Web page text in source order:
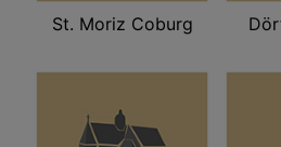
St. Moriz Coburg